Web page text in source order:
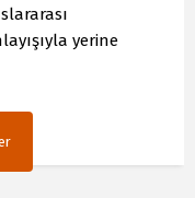
yerine